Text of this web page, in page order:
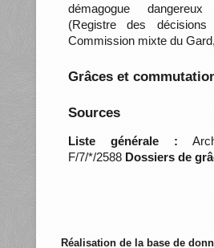
démagogue
(Registre des
Commission mixte du
Grâces et
Sources
Liste générale :
F/7/*/2588 Dossiers de
Réalisation de la base de